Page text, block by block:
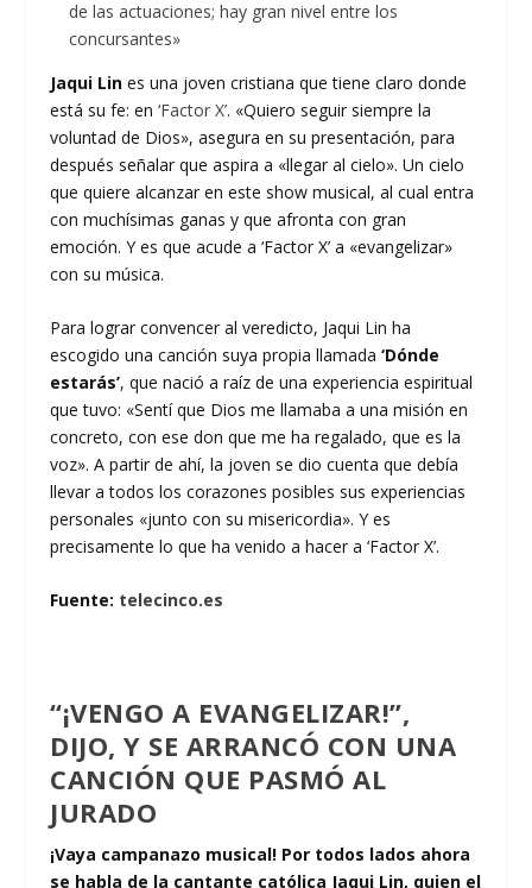
de las actuaciones; hay gran nivel entre los
concursantes»
Jaqui Lin es una joven cristiana que tiene claro donde
está su fe: en‘Factor X’. «Quiero seguir siempre la
voluntad de Dios», asegura en su presentación, para
después señalar que aspira a «llegar al cielo». Un cielo
que quiere alcanzar en este show musical, al cual entra
con muchísimas ganas y que afronta con gran
emoción. Y es que acude a ‘Factor X’ a «evangelizar»
con su música.
Para lograr convencer al veredicto, Jaqui Lin ha
escogido una canción suya propia llamada‘Dónde
estarás’, que nació a raíz de una experiencia espiritual
que tuvo: «Sentí que Dios me llamaba a una misión en
concreto, con ese don que me ha regalado, que es la
voz». A partir de ahí, la joven se dio cuenta que debía
llevar a todos los corazones posibles sus experiencias
personales «junto con su misericordia». Y es
precisamente lo que ha venido a hacer a ‘Factor X’.
Fuente: telecinco.es
“¡VENGO A EVANGELIZAR!”,
DIJO, Y SE ARRANCÓ CON UNA
CANCIÓN QUE PASMÓ AL
JURADO
¡Vaya campanazo musical! Por todos lados ahora
se habla de la cantante católica Jaqui Lin, quien el